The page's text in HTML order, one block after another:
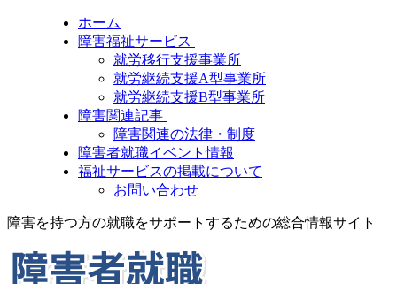
ホーム
障害福祉サービス
就労移行支援事業所
就労継続支援A型事業所
就労継続支援B型事業所
障害関連記事
障害関連の法律・制度
障害者就職イベント情報
福祉サービスの掲載について
お問い合わせ
障害を持つ方の就職をサポートするための総合情報サイト